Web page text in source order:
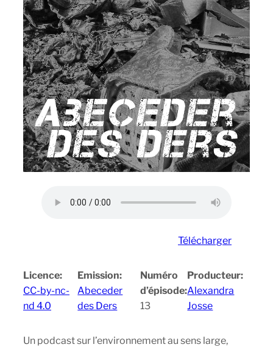
Télécharger
Licence:
CC-by-nc-
nd 4.0
Emission:
Abeceder
des Ders
Numéro
d’épisode:
13
Producteur:
Alexandra
Josse
Un podcast sur l’environnement au sens large,